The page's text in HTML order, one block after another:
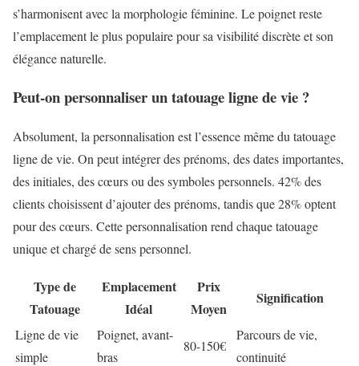
s’harmonisent avec la morphologie féminine. Le poignet reste
l’emplacement le plus populaire pour sa visibilité discrète et son
élégance naturelle.
Peut-on personnaliser un tatouage ligne de vie ?
Absolument, la personnalisation est l’essence même du tatouage
ligne de vie. On peut intégrer des prénoms, des dates importantes,
des initiales, des cœurs ou des symboles personnels. 42% des
clients choisissent d’ajouter des prénoms, tandis que 28% optent
pour des cœurs. Cette personnalisation rend chaque tatouage
unique et chargé de sens personnel.
Type de
Tatouage
Emplacement
Idéal
Prix
Moyen
Signification
Ligne de vie
simple
Poignet, avant-
bras
80-150€
Parcours de vie,
continuité